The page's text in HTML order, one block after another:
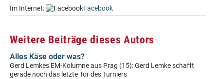
Im Internet: Facebook
Weitere Beiträge dieses Autors
Alles Käse oder was?
Gerd Lemkes EM-Kolumne aus Prag (15): Gerd Lemke schafft
gerade noch das letzte Tor des Turniers